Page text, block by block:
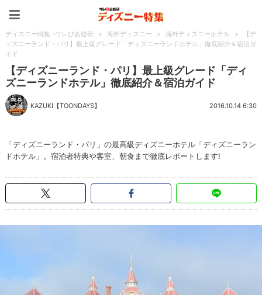
ディズニー特集 -ウレぴあ総研 > 海外ディズニー > 海外ディズニーホテル >
【デ
ィズニーランド・パリ】最上級グレード「ディズニーランドホテル」徹底紹介＆宿泊ガ
イド
【ディズニーランド・パリ】最上級グレード「ディ
ズニーランドホテル」徹底紹介＆宿泊ガイド
KAZUKI【TOONDAYS】 2016.10.14 6:30
「ディズニーランド・パリ」の最高級ディズニーホテル「ディズニーラン
ドホテル」。宿泊者特典や客室、朝食まで徹底レポートします!